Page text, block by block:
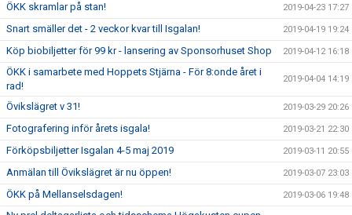
ÖKK skramlar på stan! 2019-04-23 17:27
Snart smäller det - 2 veckor kvar till Isgalan! 2019-04-19 19:24
Köp biobiljetter för 99 kr - lansering av Sponsorhuset Shop 2019-04-12 16:18
ÖKK i samarbete med Hoppets Stjärna - För 8:onde året i
rad!
2019-04-04 14:19
Övikslägret v 31! 2019-03-29 20:26
Fotografering inför årets isgala! 2019-03-21 22:30
Förköpsbiljetter Isgalan 4-5 maj 2019 2019-03-11 20:55
Anmälan till Övikslägret är nu öppen! 2019-03-07 23:03
ÖKK på Mellanselsdagen! 2019-03-06 19:48